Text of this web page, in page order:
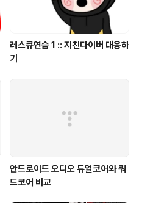
레스큐연습 1 :: 지친다이버 대응하
기
안드로이드 오디오 듀얼코어와 쿼
드코어 비교